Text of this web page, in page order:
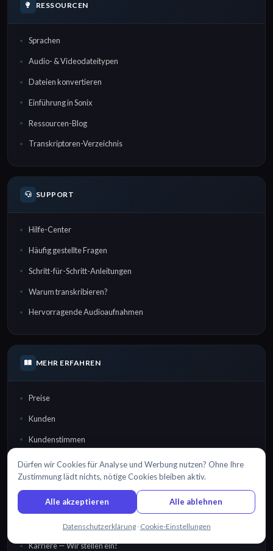
RESSOURCEN
Sprachen
Audio- & Videodateitypen
Dateien konvertieren
Einführung in Sonix
Ressourcen-Blog
Transkriptoren-Verzeichnis
SUPPORT
Hilfe-Center
Häufig gestellte Fragen
Schritt-für-Schritt-Anleitungen
Warum transkribieren?
Hervorragende Audioaufnahmen
MEHR ERFAHREN
Preise
Kunden
Kundenstimmen
UNTERNEHMEN
Karriere — Wir stellen ein!
Chatten Sie mit uns
Dürfen wir Cookies für Analyse und Werbung nutzen? Ohne Ihre
Zustimmung lädt nichts, nötige Cookies bleiben aktiv.
Alle akzeptieren Alle ablehnen
Datenschutzerklärung · Cookie-Einstellungen